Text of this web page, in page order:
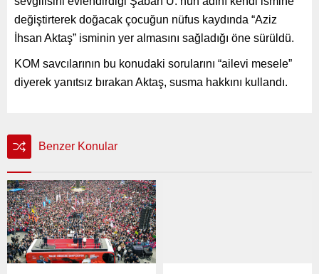
değiştirterek doğacak çocuğun nüfus kaydında “Aziz
İhsan Aktaş” isminin yer almasını sağladığı öne sürüldü.
KOM savcılarının bu konudaki sorularını “ailevi mesele”
diyerek yanıtsız bırakan Aktaş, susma hakkını kullandı.
Benzer Konular